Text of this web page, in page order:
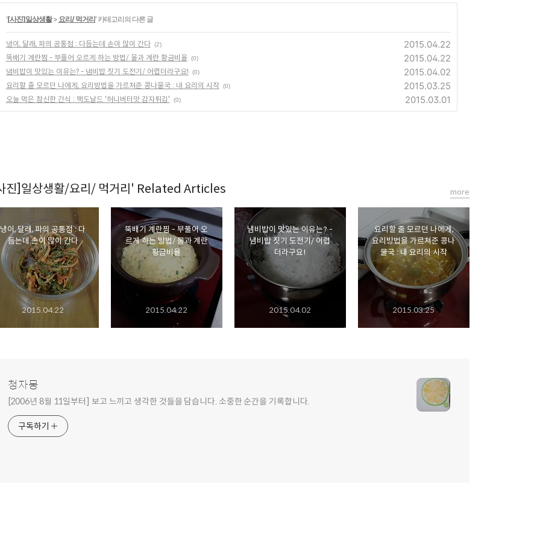
'[사진]일상생활> 요리/ 먹거리' 카테고리의 다른 글
냉이, 달래, 파의 공통점 : 다듬는데 손이 많이 간다 (2) 2015.04.22
뚝배기 계란찜 - 부풀어 오르게 하는 방법/ 물과 계란 황금비율 (0) 2015.04.22
냄비밥이 맛있는 이유는? - 냄비밥 짓기 도전기/ 어렵더라구요! (0) 2015.04.02
요리할 줄 모르던 나에게, 요리방법을 가르쳐준 콩나물국 : 내 요리의 시작 (0) 2015.03.25
오늘 먹은 참신한 간식 : 맥도날드 '허니버터맛 감자튀김' (0) 2015.03.01
진]일상생활/요리/ 먹거리' Related Articles
냉이, 달래, 파의 공통점 : 다
듬는데 손이 많이 간다
2015.04.22
뚝배기 계란찜 - 부풀어 오
르게 하는 방법/ 물과 계란
황금비율
2015.04.22
냄비밥이 맛있는 이유는? -
냄비밥 짓기 도전기/ 어렵
더라구요!
2015.04.02
요리할 줄 모르던 나에게,
요리방법을 가르쳐준 콩나
물국 : 내 요리의 시작
2015.03.25
more
청자몽
[2006년 8월 11일부터] 보고 느끼고 생각한 것들을 담습니다. 소중한 순간을 기록합니다.
구독하기